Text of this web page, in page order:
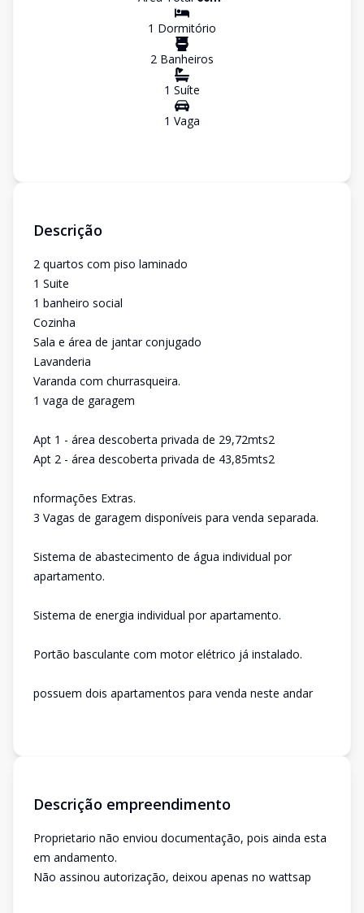
1 Dormitório
2 Banheiros
1 Suíte
1 Vaga
Descrição
2 quartos com piso laminado
1 Suite
1 banheiro social
Cozinha
Sala e área de jantar conjugado
Lavanderia
Varanda com churrasqueira.
1 vaga de garagem
Apt 1 - área descoberta privada de 29,72mts2
Apt 2 - área descoberta privada de 43,85mts2
nformações Extras.
3 Vagas de garagem disponíveis para venda separada.
Sistema de abastecimento de água individual por
apartamento.
Sistema de energia individual por apartamento.
Portão basculante com motor elétrico já instalado.
possuem dois apartamentos para venda neste andar
Descrição empreendimento
Proprietario não enviou documentação, pois ainda esta
em andamento.
Não assinou autorização, deixou apenas no wattsap